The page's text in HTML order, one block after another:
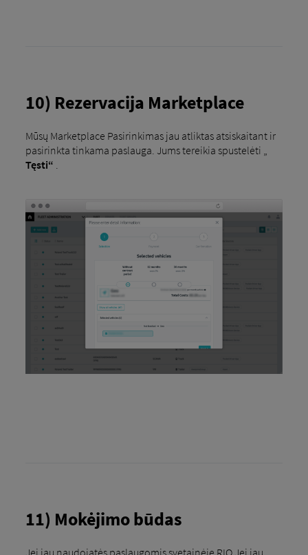
10) Rezervacija Marketplace
Mūsų Marketplace Pasirinkimas jau atliktas atsiskaitant ir
pasirinkta tinkama paslauga. Jums tereikia spustelėti „
Tęsti“
11) Mokėjimo būdas
Jei jau naudojatės paslaugomis svetainėje RIO Jei jau